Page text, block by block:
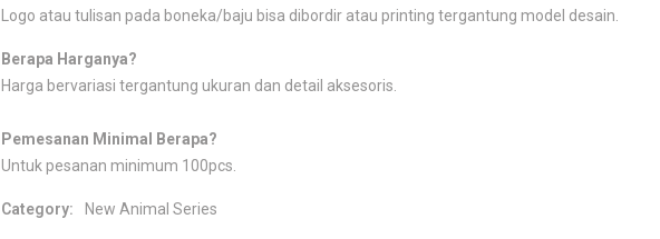
Logo atau tulisan pada boneka/baju bisa dibordir atau printing tergantung model desain.
Berapa Harganya?
Harga bervariasi tergantung ukuran dan detail aksesoris.
Pemesanan Minimal Berapa?
Untuk pesanan minimum 100pcs.
Category: New Animal Series